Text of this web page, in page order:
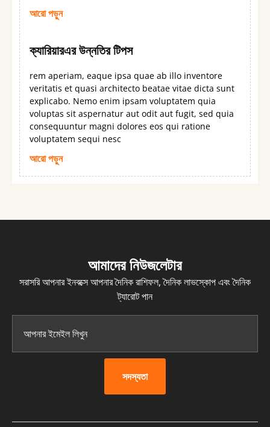
আরো পড়ুন
ক্যারিয়ারএর উন্নতির টিপস
rem aperiam, eaque ipsa quae ab illo inventore
veritatis et quasi architecto beatae vitae dicta sunt
explicabo. Nemo enim ipsam voluptatem quia
voluptas sit aspernatur aut odit aut fugit, sed quia
consequuntur magni dolores eos qui ratione
voluptatem sequi nesc
আরো পড়ুন
আমাদের নিউজলেটার
সরাসরি আপনার ইনবক্সে আপনার দৈনিক রাশিফল, দৈনিক লাভস্কোপ এবং দৈনিক
ট্যারোট পান
সদস্যতা